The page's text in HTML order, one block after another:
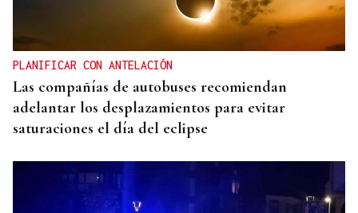
PLANIFICAR CON ANTELACIÓN
Las compañías de autobuses recomiendan
adelantar los desplazamientos para evitar
saturaciones el día del eclipse